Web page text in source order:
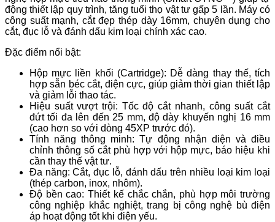
động thiết lập quy trình, tăng tuổi thọ vật tư gấp 5 lần. Máy có
công suất mạnh, cắt đẹp thép dày 16mm, chuyên dụng cho
cắt, đục lỗ và đánh dấu kim loại chính xác cao.
Đặc điểm nổi bật:
Hộp mực liền khối (Cartridge): Dễ dàng thay thế, tích
hợp sẵn béc cắt, điện cực, giúp giảm thời gian thiết lập
và giảm lỗi thao tác.
Hiệu suất vượt trội: Tốc độ cắt nhanh, công suất cắt
đứt tối đa lên đến 25 mm, độ dày khuyến nghị 16 mm
(cao hơn so với dòng 45XP trước đó).
Tính năng thông minh: Tự động nhận diện và điều
chỉnh thông số cắt phù hợp với hộp mực, báo hiệu khi
cần thay thế vật tư.
Đa năng: Cắt, đục lỗ, đánh dấu trên nhiều loại kim loại
(thép carbon, inox, nhôm).
Độ bền cao: Thiết kế chắc chắn, phù hợp môi trường
công nghiệp khắc nghiệt, trang bị công nghệ bù điện
áp hoạt động tốt khi điện yếu.